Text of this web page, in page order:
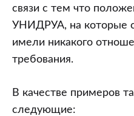
связи с тем что
УНИДРУА, на которые
имели никакого
требования.
В качестве примеров
следующие: